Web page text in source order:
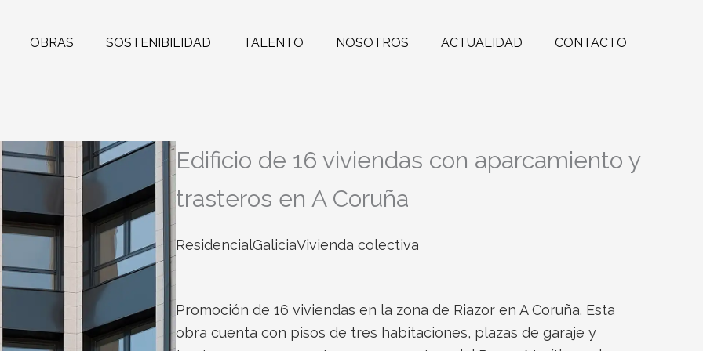
OBRAS SOSTENIBILIDAD TALENTO NOSOTROS ACTUALIDAD CONTACTO
Edificio de 16 viviendas con aparcamiento y
trasteros en A Coruña
ResidencialGaliciaVivienda colectiva
Promoción de 16 viviendas en la zona de Riazor en A Coruña. Esta
obra cuenta con pisos de tres habitaciones, plazas de garaje y